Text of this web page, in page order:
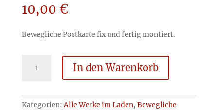
10,00 €
Bewegliche Postkarte fix und fertig montiert.
müsste
fertig
In den Warenkorb
Kategorien:Alle Werke im Laden, Bewegliche